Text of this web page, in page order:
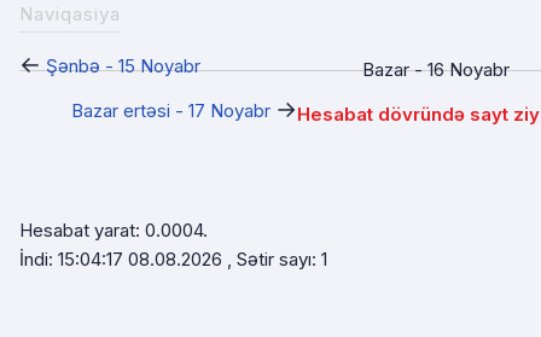
Naviqasiya
← Şənbə - 15 Noyabr
Bazar - 16 Noyabr
Bazar ertəsi - 17 Noyabr →Hesabat dövründə sayt
Hesabat yarat: 0.0004.
İndi: 15:04:17 08.08.2026 , Sətir sayı: 1